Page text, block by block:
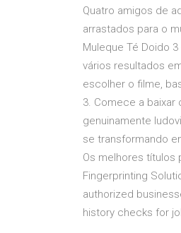
Quatro amigos de
arrastados para o
Muleque Té Doido
vários resultados
escolher o filme,
3. Comece a
genuinamente
se transformando
Os melhores títulos
Fingerprinting
authorized
history checks for